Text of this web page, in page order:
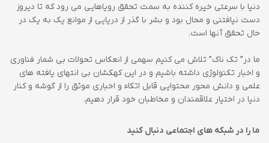
دنیا با سرعتی خیره کننده به سمت تحقق رویاهایی می رود که تا دیروز
دست نیافتنی و محال بود و بشر با گذر از دریایی از موانع یک به یک در
حال تحقق آنها است.
ما در” تک ناک” تلاش می کنیم سهمی از انعکاس تحولات بی شمار فناوری
و اخبار تکنولوژی داشته باشیم و در این کهکشان بی انتهای یافته های
علمی و دانش محور محتوایی قابل اتکاء و اخباری موثق را از گوشه و کنار
دنیا در اختیار علاقمندان و مخاطبان خود قرار دهیم.
ما را در شبکه های اجتماعی دنبال کنید